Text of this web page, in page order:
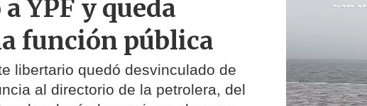
YPF y queda
función pública
libertario quedó desvinculado de
al directorio de la petrolera, del